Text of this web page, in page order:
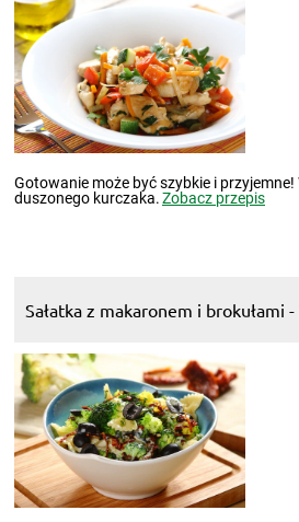
Gotowanie może być szybkie i
duszonego kurczaka.Zobacz przepis
Sałatka z makaronem i brokułami -